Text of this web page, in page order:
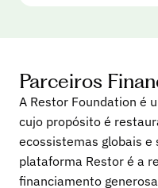
Parceiros
A Restor Foundation é
cujo propósito é
ecossistemas globais e
plataforma Restor é a
financiamento